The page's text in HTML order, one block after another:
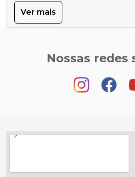
Ver mais
Nossas redes